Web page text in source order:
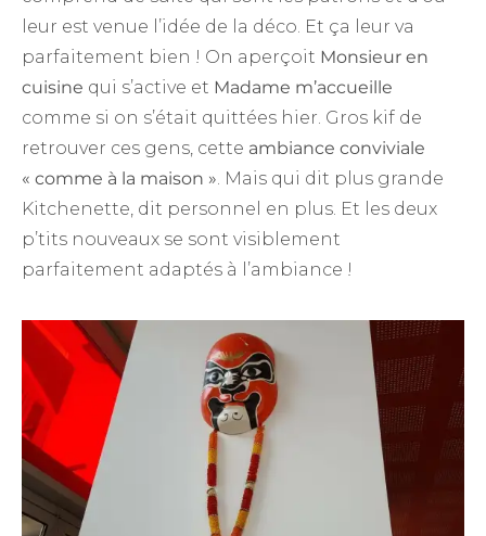
leur est venue l’idée de la déco. Et ça leur va
parfaitement bien ! On aperçoit Monsieur en
cuisine qui s’active et Madame m’accueille
comme si on s’était quittées hier. Gros kif de
retrouver ces gens, cette ambiance conviviale
« comme à la maison ». Mais qui dit plus grande
Kitchenette, dit personnel en plus. Et les deux
p’tits nouveaux se sont visiblement
parfaitement adaptés à l’ambiance !